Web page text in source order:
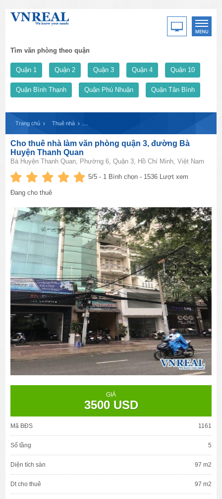
Tìm văn phòng theo quận
Quận 1 Quận 2 Quận 3 Quận 4 Quận 10
Quận Bình Thạnh Quận Phú Nhuận Quận Tân Bình
Trang chủ Thuê nhà
Cho thuê nhà làm văn phòng quận 3, đường Bà
Huyện Thanh Quan
Bà Huyện Thanh Quan, Phường 6, Quận 3, Hồ Chí Minh, Việt Nam
5/5 - 1 Bình chọn - 1536 Lượt xem
Đang cho thuê
GIÁ
3500 USD
Mã BĐS 1161
Số tầng 5
Diện tích sàn 97 m2
Dt cho thuê 97 m2